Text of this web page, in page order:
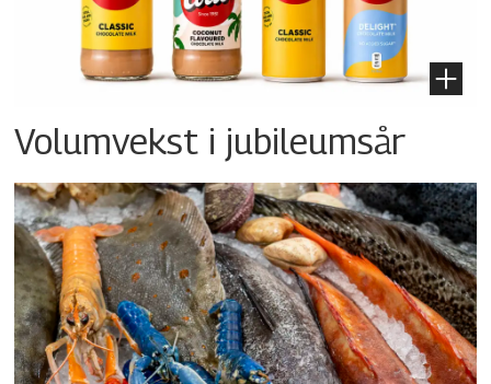
Volumvekst i jubileumsår